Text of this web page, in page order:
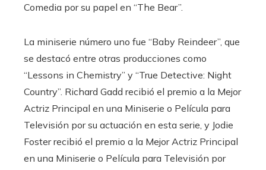
Comedia por su papel en “The Bear”.
La miniserie número uno fue “Baby Reindeer”, que
se destacó entre otras producciones como
“Lessons in Chemistry” y “True Detective: Night
Country”. Richard Gadd recibió el premio a la Mejor
Actriz Principal en una Miniserie o Película para
Televisión por su actuación en esta serie, y Jodie
Foster recibió el premio a la Mejor Actriz Principal
en una Miniserie o Película para Televisión por